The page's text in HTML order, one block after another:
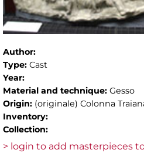
Author:
Type: Cast
Year:
Material and technique: Gesso
Origin: (originale) Colonna
Inventory:
Collection:
> login to add masterpieces